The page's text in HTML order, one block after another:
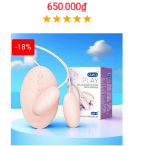
650.000₫
-18%